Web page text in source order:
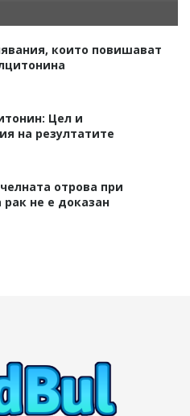
които повишават
Цел и
на резултатите
отрова при
рак не е доказан